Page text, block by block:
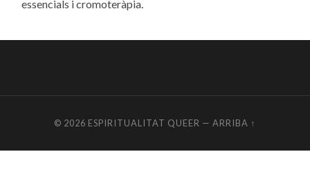
essencials i cromoteràpia.
© 2026 ESPIRITUALITAT QUEER — ARRIBA ↑